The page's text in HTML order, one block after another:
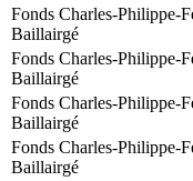
Fonds Charles-Philippe-
Baillairgé
Fonds Charles-Philippe-
Baillairgé
Fonds Charles-Philippe-
Baillairgé
Fonds Charles-Philippe-
Baillairgé